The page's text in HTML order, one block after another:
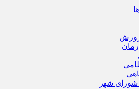
شهر